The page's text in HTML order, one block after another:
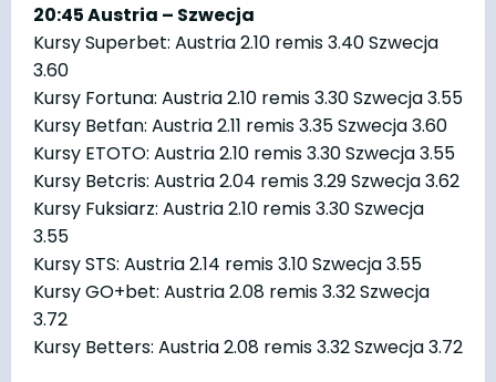
20:45 Austria – Szwecja
Kursy Superbet: Austria 2.10 remis 3.40 Szwecja
3.60
Kursy Fortuna: Austria 2.10 remis 3.30 Szwecja 3.55
Kursy Betfan: Austria 2.11 remis 3.35 Szwecja 3.60
Kursy ETOTO: Austria 2.10 remis 3.30 Szwecja 3.55
Kursy Betcris: Austria 2.04 remis 3.29 Szwecja 3.62
Kursy Fuksiarz: Austria 2.10 remis 3.30 Szwecja
3.55
Kursy STS: Austria 2.14 remis 3.10 Szwecja 3.55
Kursy GO+bet: Austria 2.08 remis 3.32 Szwecja
3.72
Kursy Betters: Austria 2.08 remis 3.32 Szwecja 3.72